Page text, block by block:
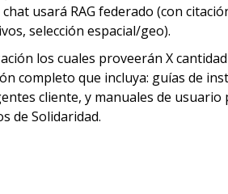
usará RAG federado (con
selección espacial/geo).
los cuales proveerán X
completo que incluya: guías de
cliente, y manuales de usuario
de Solidaridad.